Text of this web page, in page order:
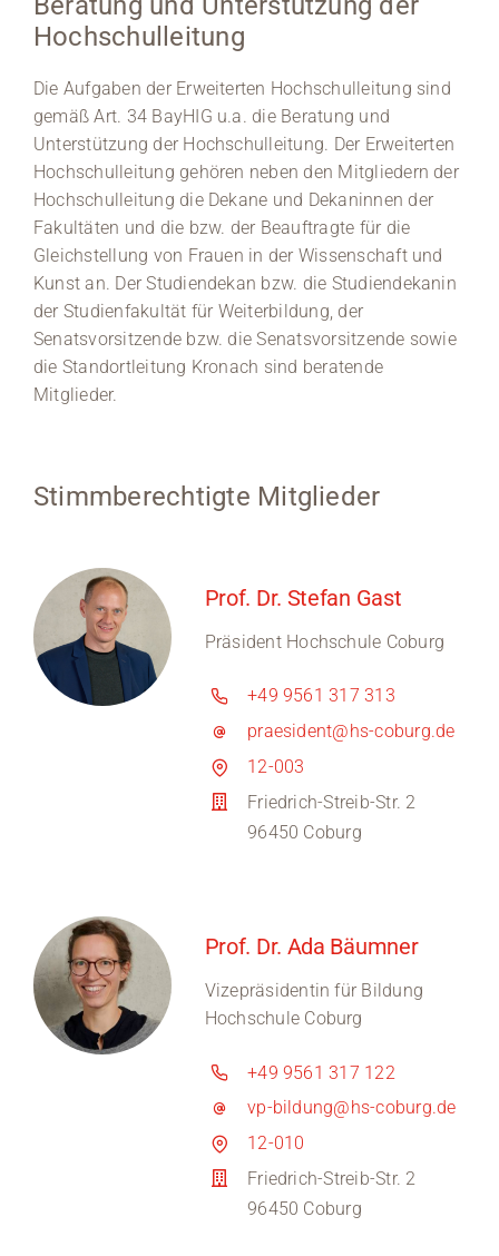
Medien
Stellenangebote
News
Veranstaltungen
Hochschulleitung
Die Aufgaben der Erweiterten Hochschulleitung sind
gemäß Art. 34 BayHIG u.a. die Beratung und
Unterstützung der Hochschulleitung. Der Erweiterten
Hochschulleitung gehören neben den Mitgliedern der
Hochschulleitung die Dekane und Dekaninnen der
Fakultäten und die bzw. der Beauftragte für die
Gleichstellung von Frauen in der Wissenschaft und
Kunst an. Der Studiendekan bzw. die Studiendekanin
der Studienfakultät für Weiterbildung, der
Senatsvorsitzende bzw. die Senatsvorsitzende sowie
die Standortleitung Kronach sind beratende
Mitglieder.
Stimmberechtigte Mitglieder
Prof. Dr. Stefan Gast
Präsident Hochschule Coburg
+49 9561 317 313
praesident@hs-coburg.de
12-003
Friedrich-Streib-Str. 2
96450 Coburg
Prof. Dr. Ada Bäumner
Vizepräsidentin für Bildung
Hochschule Coburg
+49 9561 317 122
vp-bildung@hs-coburg.de
12-010
Friedrich-Streib-Str. 2
96450 Coburg